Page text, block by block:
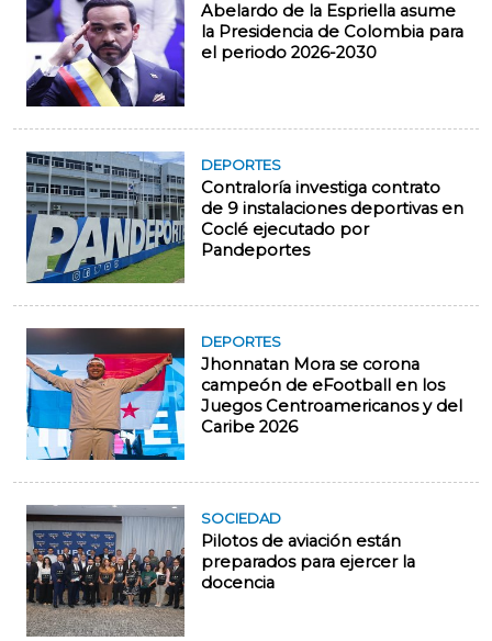
Abelardo de la Espriella asume
la Presidencia de Colombia para
el periodo 2026-2030
DEPORTES
Contraloría investiga contrato
de 9 instalaciones deportivas en
Coclé ejecutado por
Pandeportes
DEPORTES
Jhonnatan Mora se corona
campeón de eFootball en los
Juegos Centroamericanos y del
Caribe 2026
SOCIEDAD
Pilotos de aviación están
preparados para ejercer la
docencia